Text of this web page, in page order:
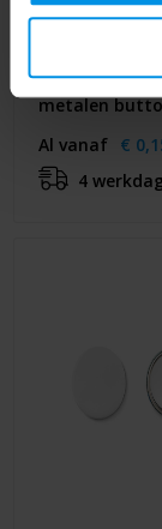
SMALL PIN -
metalen
Al vanaf €
4